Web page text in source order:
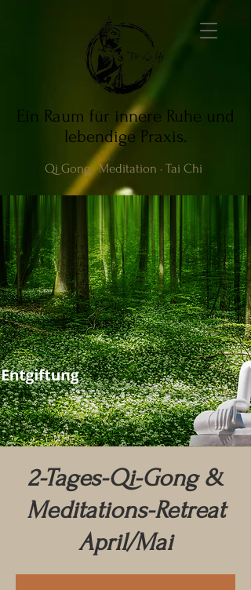
Ein Raum für innere Ruhe und
lebendige Praxis.
Qi Gong · Meditation · Tai Chi
2-Tages-Qi-Gong &
Meditations-Retreat
April/Mai